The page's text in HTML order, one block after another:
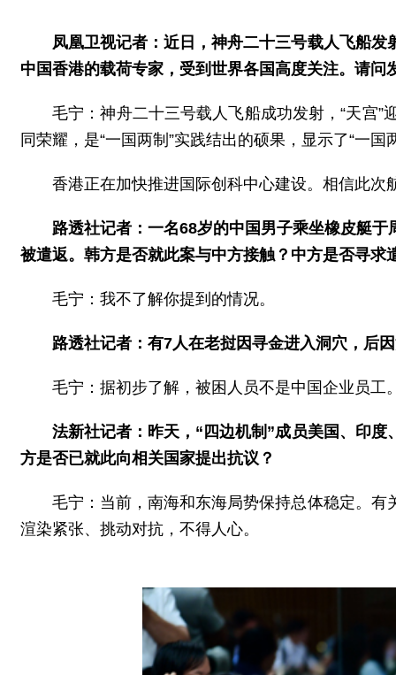
凤凰卫视记者：近日，神舟二十三号载人飞船
中国香港的载荷专家，受到世界各国高度关注。请问
毛宁：神舟二十三号载人飞船成功发射，“天宫
同荣耀，是“一国两制”实践结出的硕果，显示了“一
香港正在加快推进国际创科中心建设。相信此
路透社记者：一名68岁的中国男子乘坐橡皮艇
被遣返。韩方是否就此案与中方接触？中方是否寻求
毛宁：我不了解你提到的情况。
路透社记者：有7人在老挝因寻金进入洞穴，后
毛宁：据初步了解，被困人员不是中国企业员
法新社记者：昨天，“四边机制”成员美国、印
方是否已就此向相关国家提出抗议？
毛宁：当前，南海和东海局势保持总体稳定。
渲染紧张、挑动对抗，不得人心。